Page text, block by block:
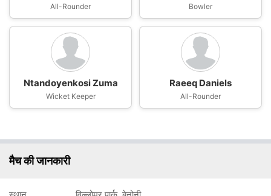
All-Rounder Bowler
Ntandoyenkosi Zuma
Wicket Keeper
Raeeq Daniels
All-Rounder
मैच की जानकारी